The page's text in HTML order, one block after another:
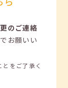
のご連絡
お願いい
をご了承く